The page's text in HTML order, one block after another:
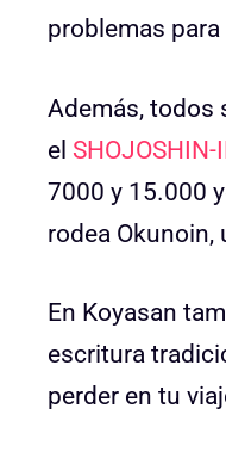
problemas
Además, todos
el SHOJOSHIN-
7000 y 15.000
rodea
En Koyasan
escritura
perder en tu